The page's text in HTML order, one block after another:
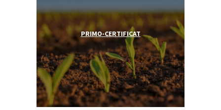
PRIMO-CERTIFICAT